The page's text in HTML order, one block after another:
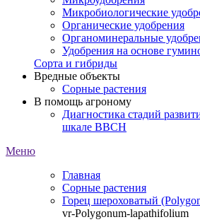
Микробиологические
Органические удобрения
Органоминеральные
Удобрения на основе
Сорта и гибриды
Вредные объекты
Сорные растения
В помощь агроному
Диагностика стадий
шкале ВВСН
Меню
Главная
Сорные растения
Горец шероховатый
vr-Polygonum-lapathifolium